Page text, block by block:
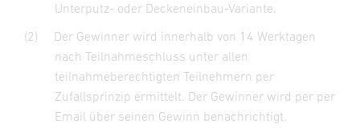
Unterputz- oder Deckeneinbau-Variante.
(2)
Der Gewinner wird innerhalb von 14 Werktagen
nach Teilnahmeschluss unter allen
teilnahmeberechtigten Teilnehmern per
Zufallsprinzip ermittelt. Der Gewinner wird per per
Email über seinen Gewinn benachrichtigt.